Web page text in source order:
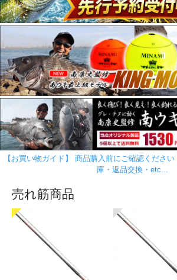
【お買い物ガイド】 商品購入前にご確認くださ
庫・返品交換・etc...
売れ筋商品